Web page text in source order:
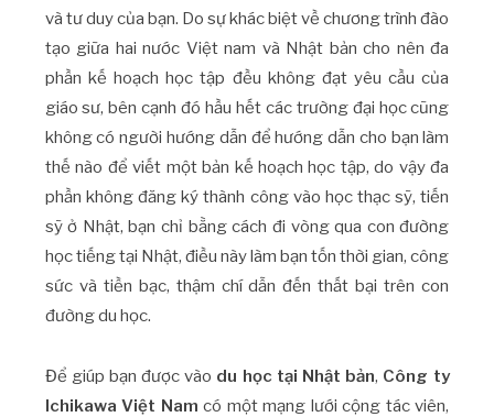
và tư duy của bạn. Do sự khác biệt về chương trình đào
tạo giữa hai nước Việt nam và Nhật bản cho nên đa
phần kế hoạch học tập đều không đạt yêu cầu của
giáo sư, bên cạnh đó hầu hết các trường đại học cũng
không có người hướng dẫn để hướng dẫn cho bạn làm
thế nào để viết một bản kế hoạch học tập, do vậy đa
phần không đăng ký thành công vào học thạc sỹ, tiến
sỹ ở Nhật, bạn chỉ bằng cách đi vòng qua con đường
học tiếng tại Nhật, điều này làm bạn tốn thời gian, công
sức và tiền bạc, thậm chí dẫn đến thất bại trên con
đường du học.
Để giúp bạn được vào du học tại Nhật bản, Công ty
Ichikawa Việt Nam có một mạng lưới cộng tác viên,